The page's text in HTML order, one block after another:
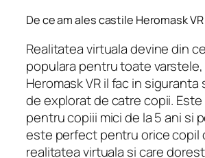
De ce am ales castile Heromask VR
Realitatea virtuala devine din
populara pentru toate
Heromask VR il fac in
de explorat de catre copii.
pentru copiii mici de la 5 ani si
este perfect pentru orice copil
realitatea virtuala si care